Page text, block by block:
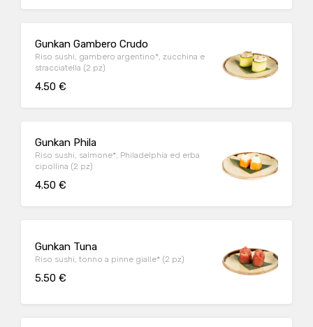
Gunkan Gambero Crudo
Riso sushi, gambero argentino*, zucchina e
stracciatella (2 pz)
4.50 €
Gunkan Phila
Riso sushi, salmone*, Philadelphia ed erba
cipollina (2 pz)
4.50 €
Gunkan Tuna
Riso sushi, tonno a pinne gialle* (2 pz)
5.50 €